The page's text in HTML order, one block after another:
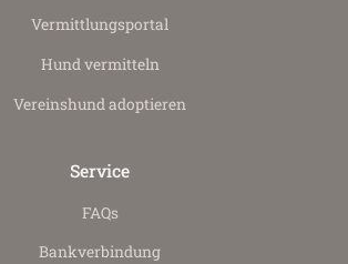
Vermittlungs­portal
Hund vermitteln
Vereinshund adoptieren
Service
FAQs
Bankverbindung